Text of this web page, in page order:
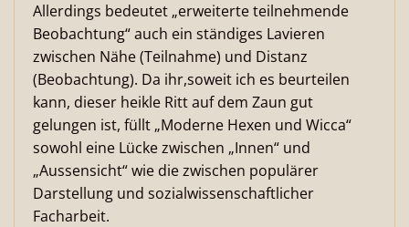
Allerdings bedeutet „erweiterte teilnehmende
Beobachtung“ auch ein ständiges Lavieren
zwischen Nähe (Teilnahme) und Distanz
(Beobachtung). Da ihr,soweit ich es beurteilen
kann, dieser heikle Ritt auf dem Zaun gut
gelungen ist, füllt „Moderne Hexen und Wicca“
sowohl eine Lücke zwischen „Innen“ und
„Aussensicht“ wie die zwischen populärer
Darstellung und sozialwissenschaftlicher
Facharbeit.